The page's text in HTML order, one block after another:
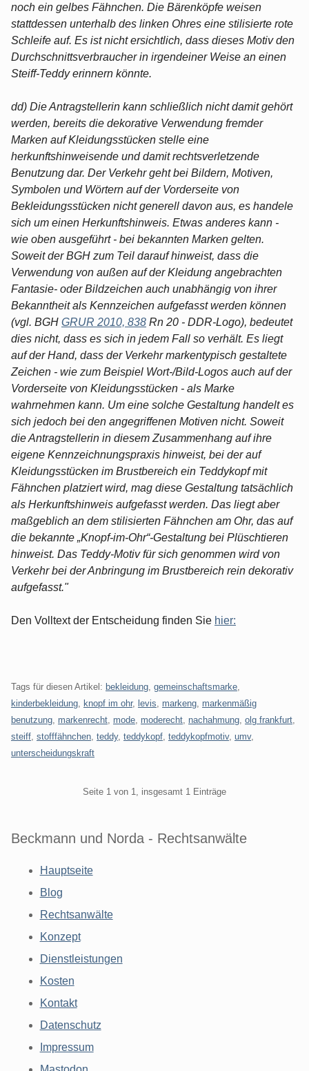
noch ein gelbes Fähnchen. Die Bärenköpfe weisen
stattdessen unterhalb des linken Ohres eine stilisierte rote
Schleife auf. Es ist nicht ersichtlich, dass dieses Motiv den
Durchschnittsverbraucher in irgendeiner Weise an einen
Steiff-Teddy erinnern könnte.
dd) Die Antragstellerin kann schließlich nicht damit gehört
werden, bereits die dekorative Verwendung fremder
Marken auf Kleidungsstücken stelle eine
herkunftshinweisende und damit rechtsverletzende
Benutzung dar. Der Verkehr geht bei Bildern, Motiven,
Symbolen und Wörtern auf der Vorderseite von
Bekleidungsstücken nicht generell davon aus, es handele
sich um einen Herkunftshinweis. Etwas anderes kann -
wie oben ausgeführt - bei bekannten Marken gelten.
Soweit der BGH zum Teil darauf hinweist, dass die
Verwendung von außen auf der Kleidung angebrachten
Fantasie- oder Bildzeichen auch unabhängig von ihrer
Bekanntheit als Kennzeichen aufgefasst werden können
(vgl. BGH GRUR 2010, 838 Rn 20 - DDR-Logo), bedeutet
dies nicht, dass es sich in jedem Fall so verhält. Es liegt
auf der Hand, dass der Verkehr markentypisch gestaltete
Zeichen - wie zum Beispiel Wort-/Bild-Logos auch auf der
Vorderseite von Kleidungsstücken - als Marke
wahrnehmen kann. Um eine solche Gestaltung handelt es
sich jedoch bei den angegriffenen Motiven nicht. Soweit
die Antragstellerin in diesem Zusammenhang auf ihre
eigene Kennzeichnungspraxis hinweist, bei der auf
Kleidungsstücken im Brustbereich ein Teddykopf mit
Fähnchen platziert wird, mag diese Gestaltung tatsächlich
als Herkunftshinweis aufgefasst werden. Das liegt aber
maßgeblich an dem stilisierten Fähnchen am Ohr, das auf
die bekannte „Knopf-im-Ohr“-Gestaltung bei Plüschtieren
hinweist. Das Teddy-Motiv für sich genommen wird von
Verkehr bei der Anbringung im Brustbereich rein dekorativ
aufgefasst."
Den Volltext der Entscheidung finden Sie hier:
Tags für diesen Artikel: bekleidung gemeinschaftsmarke
kinderbekleidung
knopf im ohr, levis markeng markenmäßig
benutzung markenrecht mode moderecht nachahmung olg frankfurt
steiff stofffähnchen teddy, teddykopf teddykopfmotiv, umv,
unterscheidungskraft
Seite 1 von 1, insgesamt 1 Einträge
Beckmann und Norda - Rechtsanwälte
Hauptseite
Blog
Rechtsanwälte
Konzept
Dienstleistungen
Kosten
Kontakt
Datenschutz
Impressum